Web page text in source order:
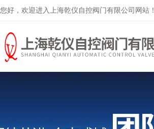
您好，欢迎进入上海乾仪自控阀门有限公司网站！